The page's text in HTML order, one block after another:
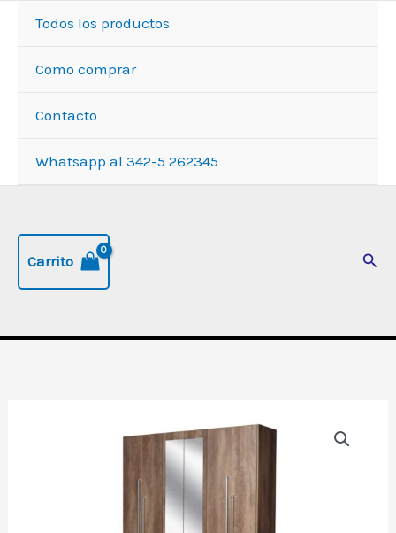
Todos los productos
Como comprar
Contacto
Whatsapp al 342-5 262345
Carrito